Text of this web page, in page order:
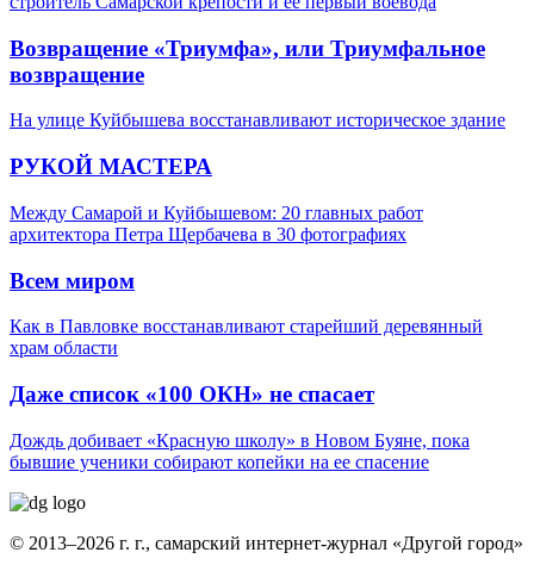
Возвращение «Триумфа», или Триумфальное
возвращение
На улице Куйбышева восстанавливают историческое здание
РУКОЙ МАСТЕРА
Между Самарой и Куйбышевом: 20 главных работ
архитектора Петра Щербачева в 30 фотографиях
Всем миром
Как в Павловке восстанавливают старейший деревянный
храм области
Даже список «100 ОКН» не спасает
Дождь добивает «Красную школу» в Новом Буяне, пока
бывшие ученики собирают копейки на ее спасение
© 2013–2026 г. г., самарский интернет-журнал «Другой город»